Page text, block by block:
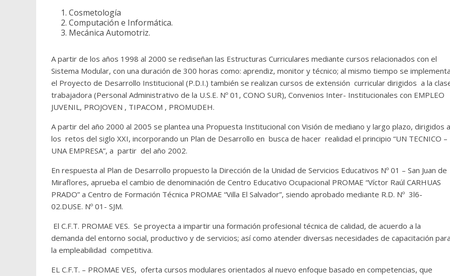
Cosmetología
Computación e Informática.
Mecánica Automotriz.
A partir de los años 1998 al 2000 se rediseñan las Estructuras Curriculares mediante cursos relacionados con el
Sistema Modular, con una duración de 300 horas como: aprendiz, monitor y técnico; al mismo tiempo se
el Proyecto de Desarrollo Institucional (P.D.I.) también se realizan cursos de extensión curricular dirigidos a la
trabajadora (Personal Administrativo de la U.S.E. Nº 01, CONO SUR), Convenios Inter- Institucionales con EMPLEO
JUVENIL, PROJOVEN , TIPACOM , PROMUDEH.
A partir del año 2000 al 2005 se plantea una Propuesta Institucional con Visión de mediano y largo plazo, dirigidos a
los retos del siglo XXI, incorporando un Plan de Desarrollo en busca de hacer realidad el principio “UN TECNICO –
UNA EMPRESA”, a partir del año 2002.
En respuesta al Plan de Desarrollo propuesto la Dirección de la Unidad de Servicios Educativos Nº 01 – San Juan de
Miraflores, aprueba el cambio de denominación de Centro Educativo Ocupacional PROMAE “Víctor Raúl CARHUAS
PRADO” a Centro de Formación Técnica PROMAE “Villa El Salvador”, siendo aprobado mediante R.D. Nº 3l6-
02.DUSE. Nº 01- SJM.
El C.F.T. PROMAE VES. Se proyecta a impartir una formación profesional técnica de calidad, de acuerdo a la
demanda del entorno social, productivo y de servicios; así como atender diversas necesidades de capacitación
la empleabilidad competitiva.
EL C.F.T. – PROMAE VES, oferta cursos modulares orientados al nuevo enfoque basado en competencias, que